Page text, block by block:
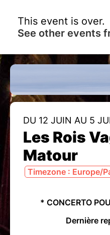
This event is over.
See other events
DU 12 JUIN AU 5
Les Rois
Matour
Timezone : Europe/
* CONCERTO
Dernière